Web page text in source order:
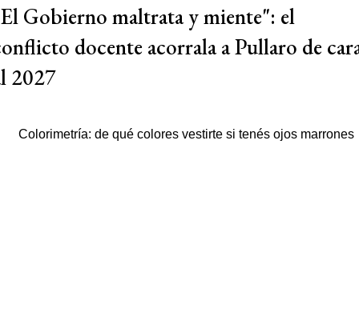
Gobierno maltrata y miente": el
docente acorrala a Pullaro de
2027